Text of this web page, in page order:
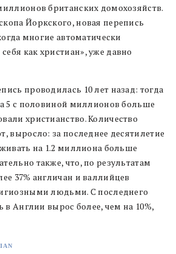
британских домохозяйств.
Йоркского, новая перепись
многие автоматически
как христиан», уже давно
проводилась 10 лет назад: тогда
5 с половиной миллионов больше
христианство. Количество
выросло: за последнее десятилетие
на 1.2 миллиона больше
также, что, по результатам
37% англичан и валлийцев
людьми. С последнего
в Англии вырос более, чем на 10%,